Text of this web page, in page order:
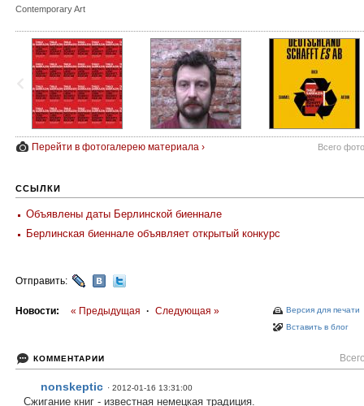
Contemporary Art
Перейти в фотогалерею материала › Всего
ССЫЛКИ
Объявлены даты Берлинской биеннале
Берлинская биеннале объявляет открытый конкурс
Отправить:
Версия для печати
Вставить в блог
Новости: « Предыдущая · Следующая »
КОММЕНТАРИИ
nonskeptic · 2012-01-16 13:31:00
Сжигание книг - известная немецкая традиция.